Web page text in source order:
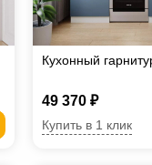
Кухонный
49 370 ₽
Купить в 1 клик